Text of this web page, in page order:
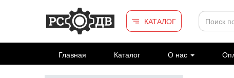
Перейти к основному содержанию
КАТАЛОГ
Главная Каталог О нас